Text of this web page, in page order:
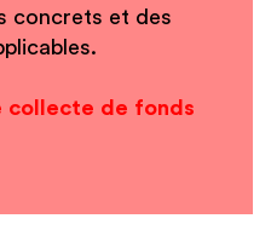
concrets et des
collecte de fonds